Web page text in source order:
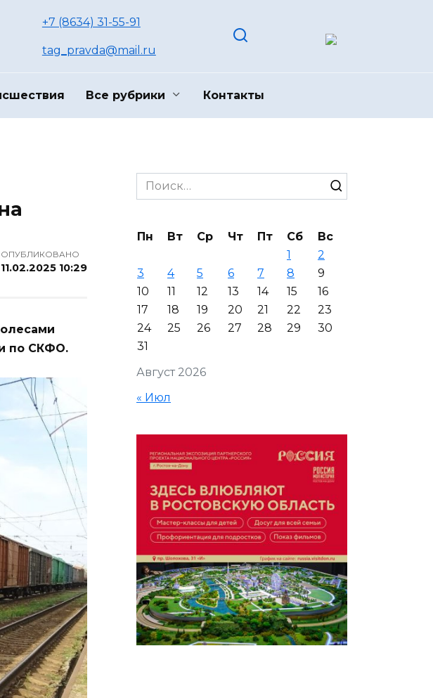
+7 (8634) 31-55-91
tag_pravda@mail.ru
Все рубрики Контакты
ОПУБЛИКОВАНО
11.02.2025 10:29
по СКФО.
Search
for:
Август 2026
Пн Вт Ср Чт Пт Сб
Вс
1
2
3
4 5 6 7 8
9
10
11 12 13 14 15
16
17
18 19 20 21 22
23
24
25 26 27 28 29
30
31
« Июл